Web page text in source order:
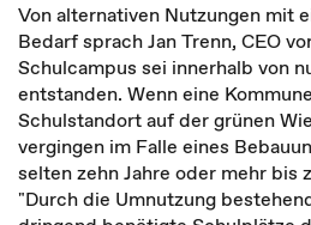
Von alternativen Nutzungen mit
Bedarf sprach Jan Trenn, CEO
Schulcampus sei innerhalb von
entstanden. Wenn eine
Schulstandort auf der grünen
vergingen im Falle eines
selten zehn Jahre oder mehr bis
"Durch die Umnutzung